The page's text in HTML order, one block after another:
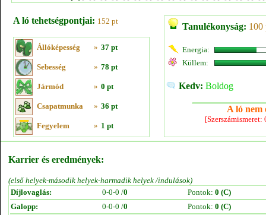
A ló tehetségpontjai: 152 pt
Állóképesség » 37 pt
Sebesség » 78 pt
Jármód » 0 pt
Csapatmunka » 36 pt
Fegyelem » 1 pt
Tanulékonyság: 100
Energia:
Küllem:
Kedv: Boldog
A ló nem
Karrier és eredmények:
(első helyek-második helyek-harmadik helyek /indulások)
Díjlovaglás:
0-0-0 /0 Pontok: 0 (C)
Galopp:
0-0-0 /0 Pontok: 0 (C)